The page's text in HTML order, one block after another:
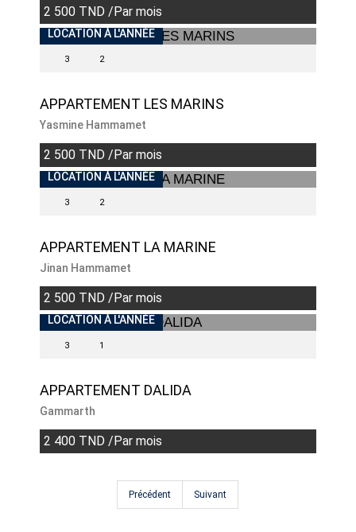
2 500 TND /Par mois
INDISPONIBLE
LOCATION À L'ANNÉE
3 2
APPARTEMENT LES MARINS
Yasmine Hammamet
2 500 TND /Par mois
INDISPONIBLE
LOCATION À L'ANNÉE
3 2
APPARTEMENT LA MARINE
Jinan Hammamet
2 500 TND /Par mois
INDISPONIBLE
LOCATION À L'ANNÉE
3 1
APPARTEMENT DALIDA
Gammarth
2 400 TND /Par mois
Précédent Suivant